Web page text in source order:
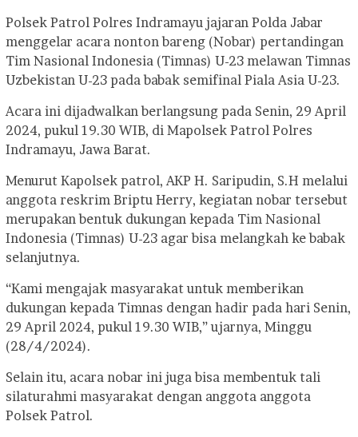
Polsek Patrol Polres Indramayu jajaran Polda Jabar
menggelar acara nonton bareng (Nobar) pertandingan
Tim Nasional Indonesia (Timnas) U-23 melawan Timnas
Uzbekistan U-23 pada babak semifinal Piala Asia U-23.
Acara ini dijadwalkan berlangsung pada Senin, 29 April
2024, pukul 19.30 WIB, di Mapolsek Patrol Polres
Indramayu, Jawa Barat.
Menurut Kapolsek patrol, AKP H. Saripudin, S.H melalui
anggota reskrim Briptu Herry, kegiatan nobar tersebut
merupakan bentuk dukungan kepada Tim Nasional
Indonesia (Timnas) U-23 agar bisa melangkah ke babak
selanjutnya.
“Kami mengajak masyarakat untuk memberikan
dukungan kepada Timnas dengan hadir pada hari Senin,
29 April 2024, pukul 19.30 WIB,” ujarnya, Minggu
(28/4/2024).
Selain itu, acara nobar ini juga bisa membentuk tali
silaturahmi masyarakat dengan anggota anggota
Polsek Patrol.